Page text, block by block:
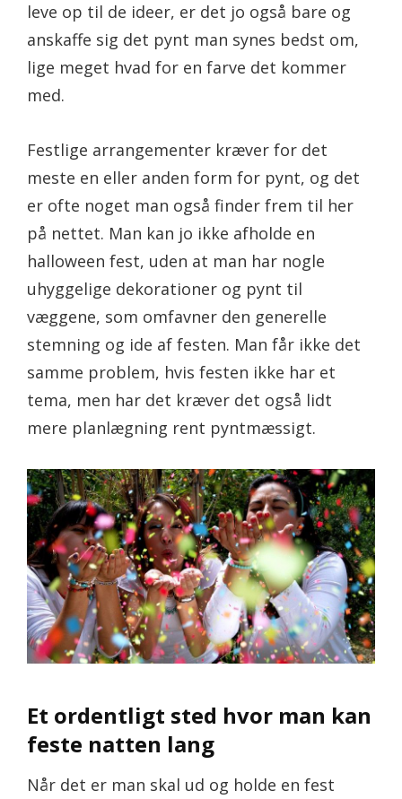
leve op til de ideer, er det jo også bare og
anskaffe sig det pynt man synes bedst om,
lige meget hvad for en farve det kommer
med.
Festlige arrangementer kræver for det
meste en eller anden form for pynt, og det
er ofte noget man også finder frem til her
på nettet. Man kan jo ikke afholde en
halloween fest, uden at man har nogle
uhyggelige dekorationer og pynt til
væggene, som omfavner den generelle
stemning og ide af festen. Man får ikke det
samme problem, hvis festen ikke har et
tema, men har det kræver det også lidt
mere planlægning rent pyntmæssigt.
Et ordentligt sted hvor man kan
feste natten lang
Når det er man skal ud og holde en fest